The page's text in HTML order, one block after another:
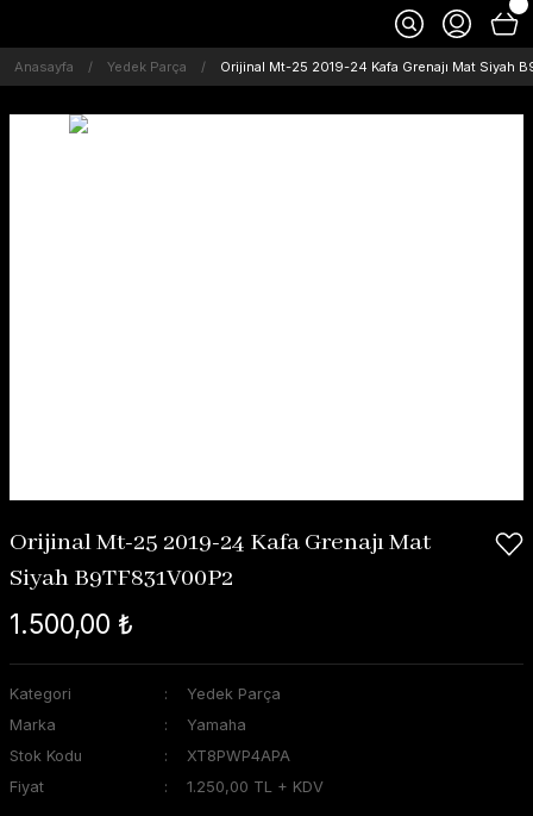
Anasayfa Yedek Parça Orijinal Mt-25 2019-24 Kafa Grenajı Mat Siyah
Orijinal Mt-25 2019-24 Kafa Grenajı Mat
Siyah B9TF831V00P2
1.500,00 ₺
Kategori
Yedek Parça
Marka
Yamaha
Stok Kodu
XT8PWP4APA
Fiyat
1.250,00 TL + KDV